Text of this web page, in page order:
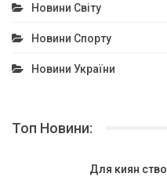
Новини Світу
Новини Спорту
Новини України
Топ Новини:
Для киян